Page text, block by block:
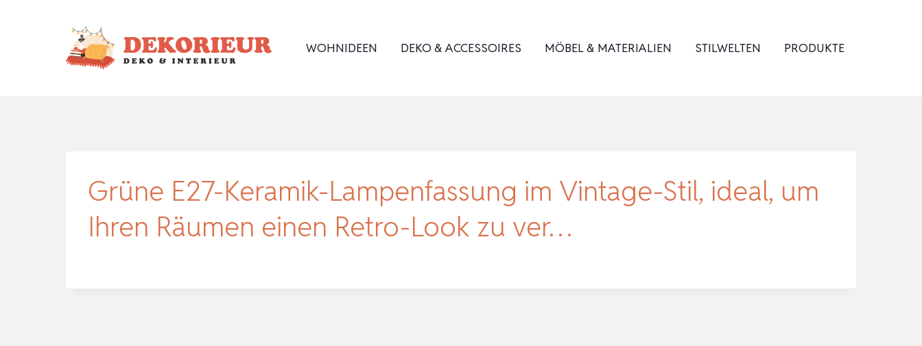
WOHNIDEEN DEKO & ACCESSOIRES MÖBEL & MATERIALIEN STILWELTEN PRODUKTE
Grüne E27-Keramik-Lampenfassung im Vintage-Stil, ideal, um
Ihren Räumen einen Retro-Look zu ver…